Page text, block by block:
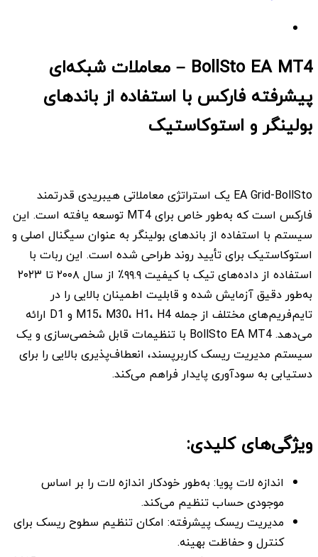
BollSto EA MT4 – معاملات شبکه‌ای
پیشرفته فارکس با استفاده از باندهای
بولینگر و استوکاستیک
EA Grid-BollSto یک استراتژی معاملاتی هیبریدی قدرتمند
فارکس است که به‌طور خاص برای MT4 توسعه یافته است. این
سیستم با استفاده از باندهای بولینگر به عنوان سیگنال اصلی و
استوکاستیک برای تأیید روند طراحی شده است. این ربات با
استفاده از داده‌های تیک با کیفیت ۹۹.۹٪ از سال ۲۰۰۸ تا ۲۰۲۳
به‌طور دقیق آزمایش شده و قابلیت اطمینان بالایی را در
تایم‌فریم‌های مختلف از جمله M15، M30، H1، H4 و D1 ارائه
می‌دهد. BollSto EA MT4 با تنظیمات قابل شخصی‌سازی و یک
سیستم مدیریت ریسک کاربرپسند، انعطاف‌پذیری بالایی را برای
دستیابی به سودآوری پایدار فراهم می‌کند.
ویژگی‌های کلیدی:
اندازه لات پویا: به‌طور خودکار اندازه لات را بر اساس
موجودی حساب تنظیم می‌کند.
مدیریت ریسک پیشرفته: امکان تنظیم سطوح ریسک برای
کنترل و حفاظت بهینه.